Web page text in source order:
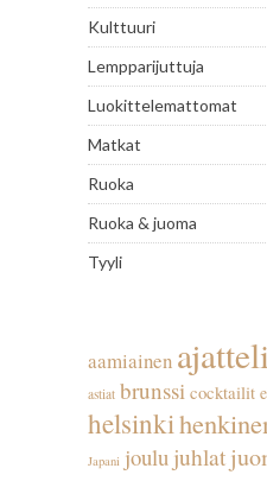
Kulttuuri
Lempparijuttuja
Luokittelemattomat
Matkat
Ruoka
Ruoka & juoma
Tyyli
aamiainen
astiat brunssi cocktailit
helsinki
Japani joulu juhlat